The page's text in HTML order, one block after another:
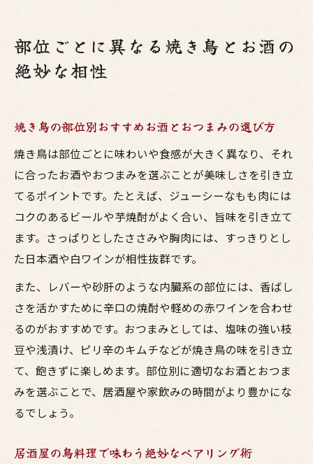
部位ごとに異なる焼き鳥とお酒の
絶妙な相性
焼き鳥の部位別おすすめお酒とおつまみの選び方
焼き鳥は部位ごとに味わいや食感が大きく異なり、それ
に合ったお酒やおつまみを選ぶことが美味しさを引き立
てるポイントです。たとえば、ジューシーなもも肉には
コクのあるビールや芋焼酎がよく合い、旨味を引き立て
ます。さっぱりとしたささみや胸肉には、すっきりとし
た日本酒や白ワインが相性抜群です。
また、レバーや砂肝のような内臓系の部位には、香ばし
さを活かすために辛口の焼酎や軽めの赤ワインを合わせ
るのがおすすめです。おつまみとしては、塩味の強い枝
豆や浅漬け、ピリ辛のキムチなどが焼き鳥の味を引き立
て、飽きずに楽しめます。部位別に適切なお酒とおつま
みを選ぶことで、居酒屋や家飲みの時間がより豊かにな
るでしょう。
居酒屋の鳥料理で味わう絶妙なペアリング術